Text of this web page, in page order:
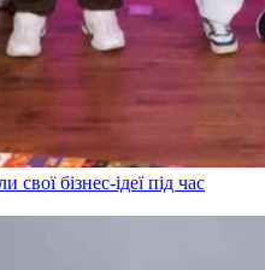
свої бізнес-ідеї під час